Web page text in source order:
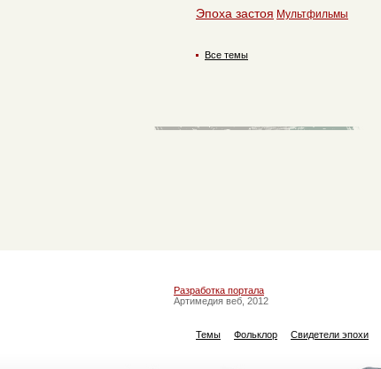
Эпоха застоя Мультфильмы
Все темы
Разработка портала
Артимедия веб, 2012
Темы Фольклор Свидетели эпохи